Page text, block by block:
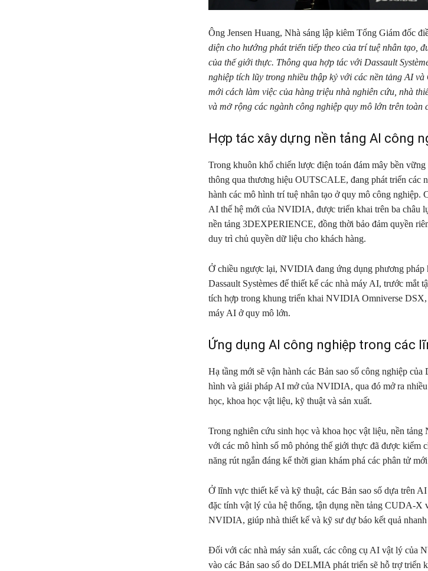
Ông Jensen Huang, Nhà sáng lập kiêm Tổng Giám đốc
diện cho hướng phát triển tiếp theo của trí tuệ nhân tạo,
của thế giới thực. Thông qua hợp tác với Dassault
nghiệp tích lũy trong nhiều thập kỷ với các nền tảng AI
mới cách làm việc của hàng triệu nhà nghiên cứu, nhà
và mở rộng các ngành công nghiệp quy mô lớn trên toàn
Hợp tác xây dựng nền tảng AI công
Trong khuôn khổ chiến lược điện toán đám mây bền vững
thông qua thương hiệu OUTSCALE, đang phát triển các
hành các mô hình trí tuệ nhân tạo ở quy mô công nghiệp.
AI thế hệ mới của NVIDIA, được triển khai trên ba châu
nền tảng 3DEXPERIENCE, đồng thời bảo đảm quyền
duy trì chủ quyền dữ liệu cho khách hàng.
Ở chiều ngược lại, NVIDIA đang ứng dụng phương pháp
Dassault Systèmes để thiết kế các nhà máy AI, trước
tích hợp trong khung triển khai NVIDIA Omniverse DSX,
máy AI ở quy mô lớn.
Ứng dụng AI công nghiệp trong các
Hạ tầng mới sẽ vận hành các Bản sao số công nghiệp của
hình và giải pháp AI mở của NVIDIA, qua đó mở ra
học, khoa học vật liệu, kỹ thuật và sản xuất.
Trong nghiên cứu sinh học và khoa học vật liệu, nền
với các mô hình số mô phỏng thế giới thực đã được kiểm
năng rút ngắn đáng kể thời gian khám phá các phân tử
Ở lĩnh vực thiết kế và kỹ thuật, các Bản sao số dựa trên
đặc tính vật lý của hệ thống, tận dụng nền tảng CUDA-X
NVIDIA, giúp nhà thiết kế và kỹ sư dự báo kết quả
Đối với các nhà máy sản xuất, các công cụ AI vật lý của
vào các Bản sao số do DELMIA phát triển sẽ hỗ trợ triển